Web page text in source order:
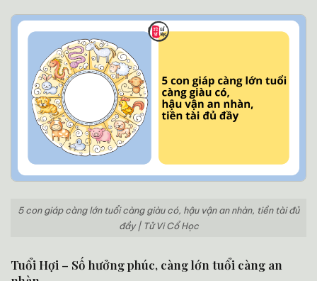
5 con giáp càng lớn tuổi càng giàu có, hậu vận an nhàn, tiền tài đủ
đầy | Tử Vi Cổ Học
Tuổi Hợi – Số hưởng phúc, càng lớn tuổi càng an